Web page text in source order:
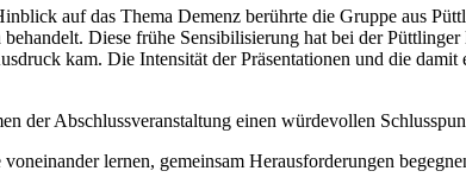
auf das Thema Demenz berührte die Gruppe aus
Diese frühe Sensibilisierung hat bei der
kam. Die Intensität der Präsentationen und die
Abschlussveranstaltung einen würdevollen
lernen, gemeinsam Herausforderungen